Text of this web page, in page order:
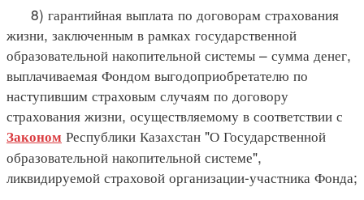
8) гарантийная выплата по договорам страхования
жизни, заключенным в рамках государственной
образовательной накопительной системы – сумма денег,
выплачиваемая Фондом выгодоприобретателю по
наступившим страховым случаям по договору
страхования жизни, осуществляемому в соответствии с
Законом Республики Казахстан "О Государственной
образовательной накопительной системе",
ликвидируемой страховой организации-участника Фонда;